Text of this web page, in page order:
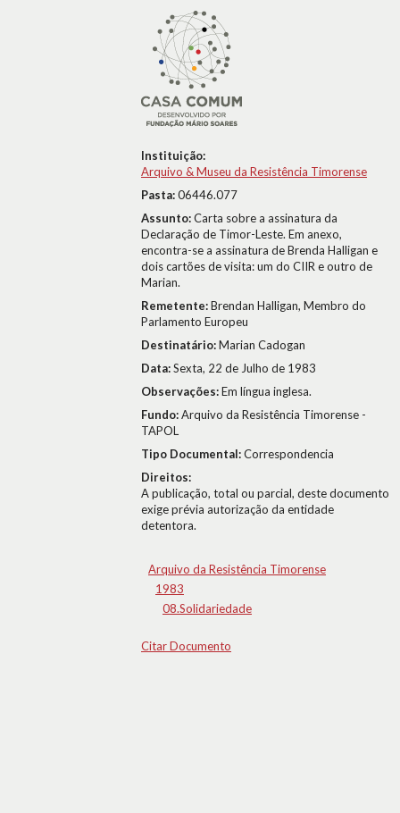
Instituição:
Arquivo & Museu da Resistência Timorense
Pasta:06446.077
Assunto:Carta sobre a assinatura da
Declaração de Timor-Leste. Em anexo,
encontra-se a assinatura de Brenda Halligan e
dois cartões de visita: um do CIIR e outro de
Marian.
Remetente:Brendan Halligan, Membro do
Parlamento Europeu
Destinatário:Marian Cadogan
Data:Sexta, 22 de Julho de 1983
Observações:Em língua inglesa.
Fundo:Arquivo da Resistência Timorense -
TAPOL
Tipo Documental:Correspondencia
Direitos:
A publicação, total ou parcial, deste documento
exige prévia autorização da entidade
detentora.
Arquivo da Resistência Timorense
1983
08.Solidariedade
Citar Documento